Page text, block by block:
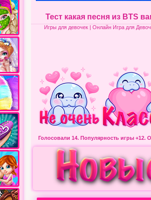
Тест какая песня из BTS
Игры для девочек| Онлайн Игра для
Голосовали 14. Популярность игры +12.